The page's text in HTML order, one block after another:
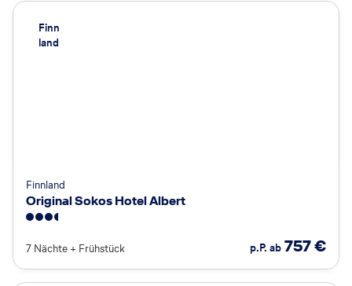
Finn
land
Finnland
Original Sokos Hotel Albert
7 Nächte + Frühstück p.P. ab 757€